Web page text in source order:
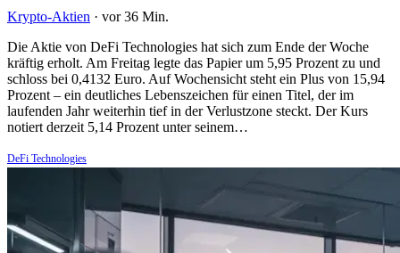
Krypto-Aktien · vor 36 Min.
Die Aktie von DeFi Technologies hat sich zum Ende der Woche
kräftig erholt. Am Freitag legte das Papier um 5,95 Prozent zu und
schloss bei 0,4132 Euro. Auf Wochensicht steht ein Plus von 15,94
Prozent – ein deutliches Lebenszeichen für einen Titel, der im
laufenden Jahr weiterhin tief in der Verlustzone steckt. Der Kurs
notiert derzeit 5,14 Prozent unter seinem…
DeFi Technologies